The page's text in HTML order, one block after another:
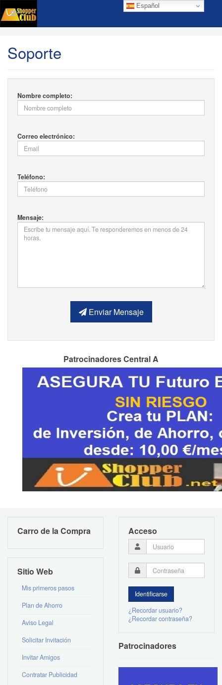
Español
Soporte
Nombre completo:
Correo electrónico:
Teléfono:
Mensaje:
Enviar Mensaje
Patrocinadores Central A
Carro de la Compra
Sitio Web
Mis primeros pasos
Plan de Ahorro
Aviso Legal
Solicitar Invitación
Invitar Amigos
Contratar Publicidad
Acceso
Usuario
Contraseña
¿Recordar usuario?
¿Recordar contraseña?
Patrocinadores